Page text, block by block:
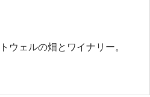
ウェルの畑とワイナリー。